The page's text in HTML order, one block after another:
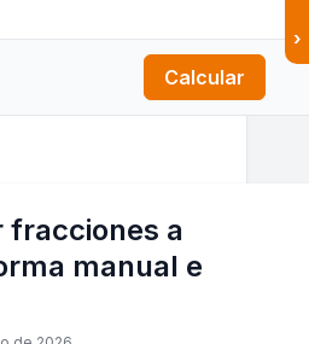
Calcular
›
fracciones a
manual e